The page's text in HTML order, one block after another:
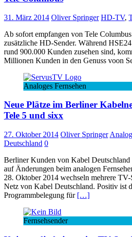
31. März 2014 Oliver Springer HD-TV,
Ab sofort empfangen von Tele
zusätzliche HD-Sender. Während
rund 900.000 Kunden zusehen sind,
Millionen Kunden in den Genuss voon
Analoges Fernsehen
Neue Plätze im Berliner
Tele 5 und sixx
27. Oktober 2014 Oliver Springer
Deutschland 0
Berliner Kunden von Kabel Deutschland
auf Änderungen beim analogen
28. Oktober 2014 wechseln mehrere
Netz von Kabel Deutschland. Positiv ist
Programmbelegung für […]
Fernsehsender